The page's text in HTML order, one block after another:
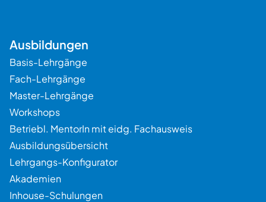
Ausbildungen
Basis-Lehrgänge
Fach-Lehrgänge
Master-Lehrgänge
Workshops
Betriebl. MentorIn mit eidg. Fachausweis
Ausbildungsübersicht
Lehrgangs-Konfigurator
Akademien
Inhouse-Schulungen